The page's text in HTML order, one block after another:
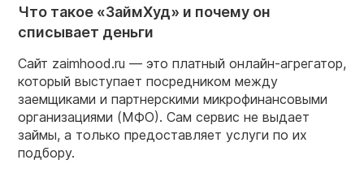
Что такое «ЗаймХуд» и почему он
списывает деньги
Сайт zaimhood.ru — это платный онлайн-агрегатор,
который выступает посредником между
заемщиками и партнерскими микрофинансовыми
организациями (МФО). Сам сервис не выдает
займы, а только предоставляет услуги по их
подбору.